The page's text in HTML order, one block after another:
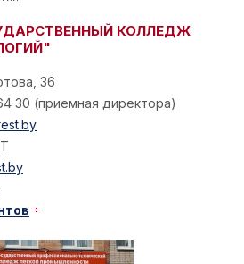
КОЛЛЕДЖ
36
30 (приемная директора)